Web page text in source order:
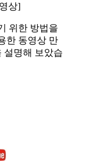
상]
위한 방법을
한 동영상 만
설명해 보았습